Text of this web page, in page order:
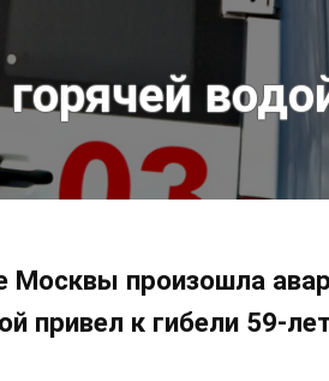
Москвы произошла
привел к гибели 59-